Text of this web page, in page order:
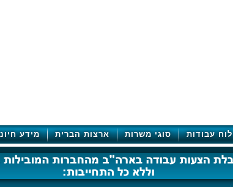
לוח עבודות סוגי משרות ארצות הברית מידע